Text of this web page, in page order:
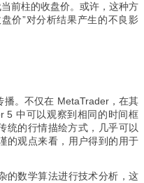
前柱的收盘价。或许，这种方
价”对分析结果产生的不良影
播。不仅在 MetaTrader，在其
5 中可以观察到相同的时间框
统的行情描绘方式，几乎可以
的观点来看，用户得到的用于
的数学算法进行技术分析，这